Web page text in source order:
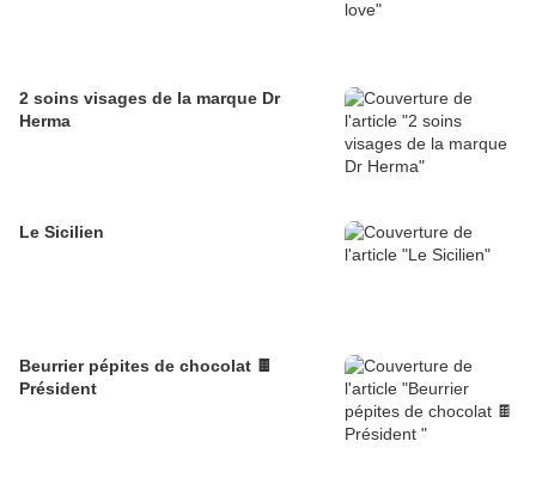
2 soins visages de la marque Dr
Herma
Le Sicilien
Beurrier pépites de chocolat 🍫
Président